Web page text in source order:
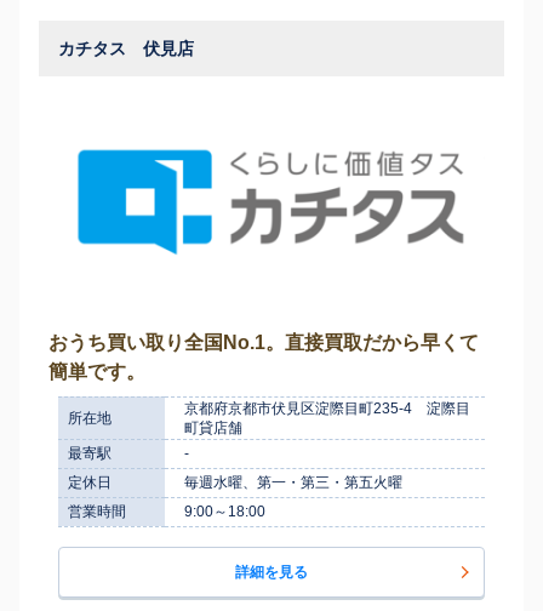
カチタス 伏見店
おうち買い取り全国No.1。直接買取だから早くて
簡単です。
所在地
京都府京都市伏見区淀際目町235-4 淀際目
町貸店舗
最寄駅
-
定休日
毎週水曜、第一・第三・第五火曜
営業時間
9:00～18:00
詳細を見る